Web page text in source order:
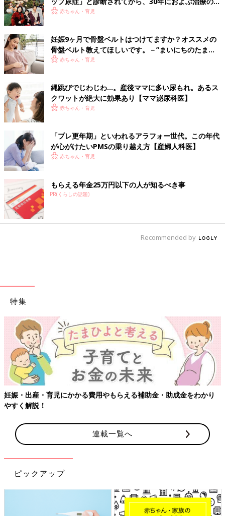
日々を振り返って【体験談】
赤ちゃん・育児
妊娠9ヶ月で骨盤ベルトはつけてますか？オススメの
骨盤ベルト教えてほしいです。－”まいにちのたまひ
よ”の体験談
赤ちゃん・育児
縄跳びでじわじわ…。産後ママに多い尿もれ。あるス
クワットが絶大に効果あり【ママ泌尿科医】
赤ちゃん・育児
「プレ更年期」といわれるアラフォー世代。この年代
が心がけたいPMSの乗り越え方【産婦人科医】
赤ちゃん・育児
もらえる年金25万円以下の人が知るべき事
PR(くらしの話題)
Recommended by
特集
妊娠・出産・育児にかかる費用やもらえる補助金・助成金をわかり
やすく解説！
連載一覧へ
ピックアップ